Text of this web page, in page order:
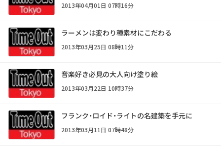
2013年04月01日 07時16分
ラーメンは変わり種素材にこだわる
2013年03月25日 08時11分
音楽好き必見の大人向け塗り絵
2013年03月22日 10時37分
フランク・ロイド・ライトの名建築を手元に
2013年03月11日 07時48分